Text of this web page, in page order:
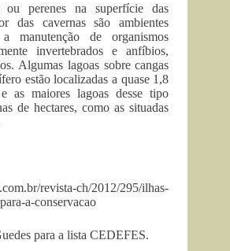
ou perenes na superfície das
das cavernas são ambientes
manutenção de organismos
invertebrados e anfíbios,
Algumas lagoas sobre cangas
estão localizadas a quase 1,8
as maiores lagoas desse tipo
de hectares, como as situadas
revista-ch/2012/295/ilhas-
a-conservacao
para a lista CEDEFES.